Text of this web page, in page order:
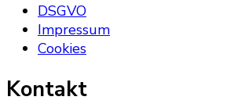
DSGVO
Impressum
Cookies
Kontakt